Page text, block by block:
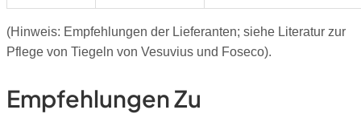
(Hinweis: Empfehlungen der Lieferanten; siehe Literatur zur
Pflege von Tiegeln von Vesuvius und Foseco).
Empfehlungen Zu